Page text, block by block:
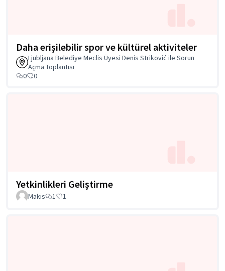
Daha erişilebilir spor ve kültürel aktiviteler
Ljubljana Belediye Meclis Üyesi Denis Striković ile Sorun
Açma Toplantısı
0
0
Yetkinlikleri Geliştirme
Makis 1 1